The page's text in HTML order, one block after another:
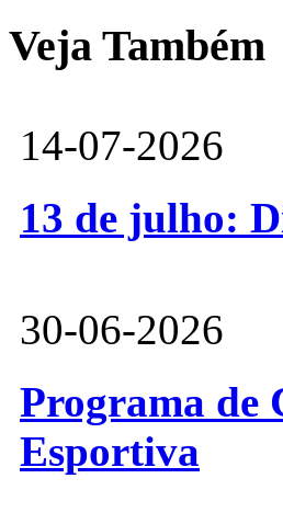
Veja Também
14-07-2026
13 de julho:
30-06-2026
Programa de
Esportiva